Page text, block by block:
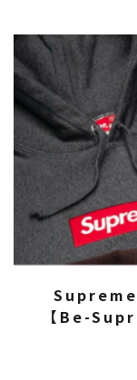
Supreme(
【Be-